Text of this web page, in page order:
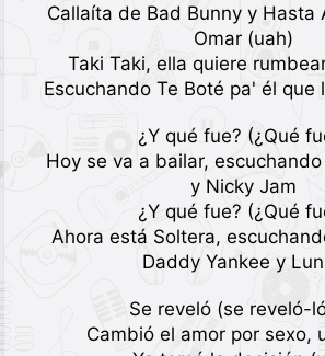
Callaíta de Bad Bunny y Hasta
Omar (uah)
Taki Taki, ella quiere
Escuchando Te Boté pa' él que
¿Y qué fue? (¿Qué
Hoy se va a bailar,
y Nicky Jam
¿Y qué fue? (¿Qué
Ahora está Soltera,
Daddy Yankee y
Se reveló (se reveló-
Cambió el amor por sexo,